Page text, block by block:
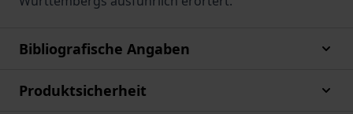
Bibliografische Angaben
Produktsicherheit